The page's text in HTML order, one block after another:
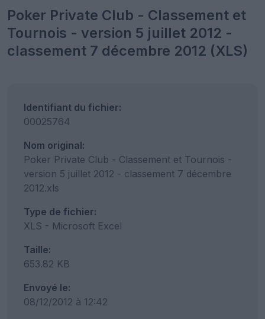
Poker Private Club - Classement et
Tournois - version 5 juillet 2012 -
classement 7 décembre 2012 (XLS)
Identifiant du fichier:
00025764
Nom original:
Poker Private Club - Classement et Tournois -
version 5 juillet 2012 - classement 7 décembre
2012.xls
Type de fichier:
XLS - Microsoft Excel
Taille:
653.82 KB
Envoyé le:
08/12/2012 à 12:42